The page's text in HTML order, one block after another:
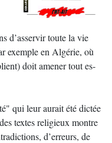
d’asservir toute la vie
exemple en Algérie, où
doit amener tout es-
qui leur aurait été dictée
textes religieux montre
d’erreurs, de